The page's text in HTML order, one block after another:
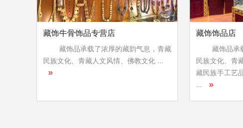
藏饰牛骨饰品专营店
藏饰品承载了浓厚的藏韵气息，青藏
民族文化、青藏人文风情、佛教文化 ...
»
藏饰饰品店
藏饰品承载
民族文化、青
藏民族手工艺
...
»